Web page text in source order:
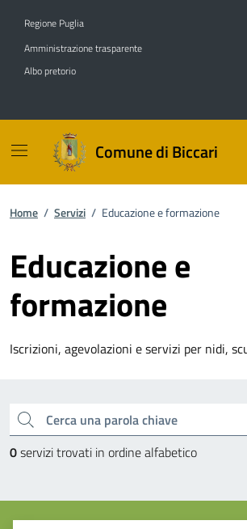
Regione Puglia
Amministrazione trasparente
Albo pretorio
Comune di Biccari
Home / Servizi / Educazione e formazione
Educazione e
formazione
Iscrizioni, agevolazioni e servizi per nidi,
Cerca una parola chiave
0servizi trovati in ordine alfabetico